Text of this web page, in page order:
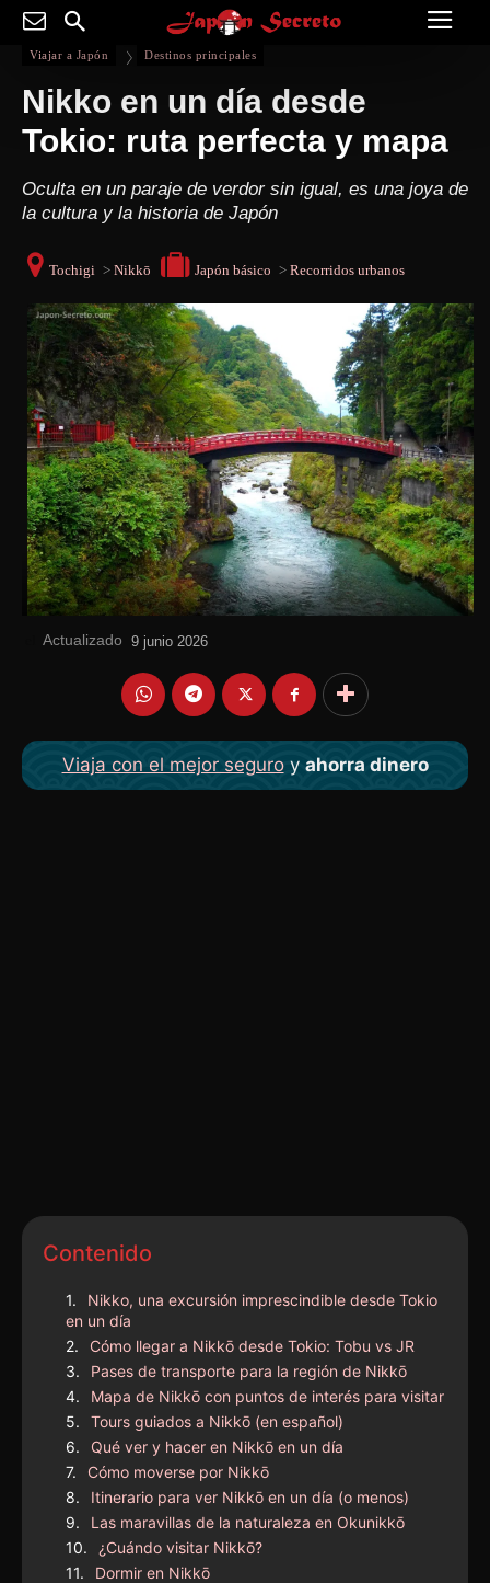
Viajar a Japón Destinos principales
Nikko en un día desde
Tokio: ruta perfecta y mapa
Oculta en un paraje de verdor sin igual, es una joya de
la cultura y la historia de Japón
Tochigi > Nikkō Japón básico > Recorridos urbanos
Actualizado 9 junio 2026
Viaja con el mejor seguroy ahorra dinero
Contenido
Nikko, una excursión imprescindible desde Tokio
en un día
Cómo llegar a Nikkō desde Tokio: Tobu vs JR
Pases de transporte para la región de Nikkō
Mapa de Nikkō con puntos de interés para visitar
Tours guiados a Nikkō (en español)
Qué ver y hacer en Nikkō en un día
Cómo moverse por Nikkō
Itinerario para ver Nikkō en un día (o menos)
Las maravillas de la naturaleza en Okunikkō
¿Cuándo visitar Nikkō?
Dormir en Nikkō